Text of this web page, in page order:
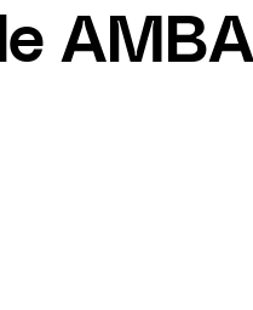
AMBA